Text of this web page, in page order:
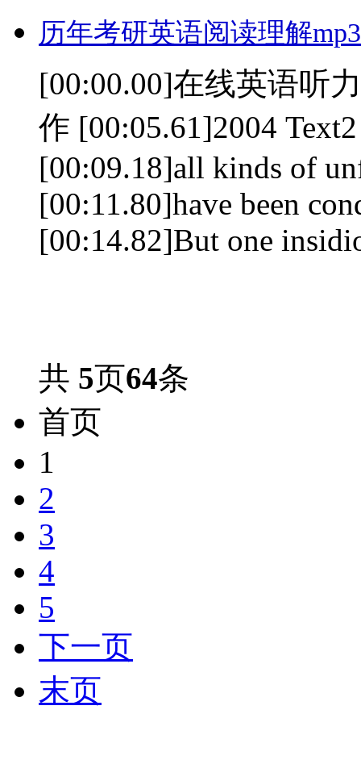
历年考研英语阅读理解
[00:00.00]在线英语听
作 [00:05.61]2004
[00:09.18]all kinds of
[00:11.80]have been
[00:14.82]But one
共 5页64条
首页
1
2
3
4
5
下一页
末页